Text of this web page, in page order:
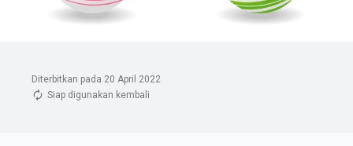
Diterbitkan pada 20 April 2022
Siap digunakan kembali